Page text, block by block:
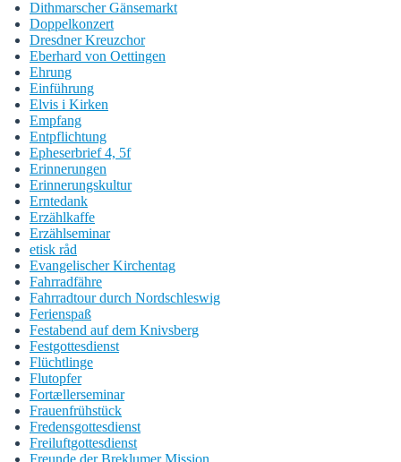
Dithmarscher Gänsemarkt
Doppelkonzert
Dresdner Kreuzchor
Eberhard von Oettingen
Ehrung
Einführung
Elvis i Kirken
Empfang
Entpflichtung
Epheserbrief 4, 5f
Erinnerungen
Erinnerungskultur
Erntedank
Erzählkaffe
Erzählseminar
etisk råd
Evangelischer Kirchentag
Fahrradfähre
Fahrradtour durch Nordschleswig
Ferienspaß
Festabend auf dem Knivsberg
Festgottesdienst
Flüchtlinge
Flutopfer
Fortællerseminar
Frauenfrühstück
Fredensgottesdienst
Freiluftgottesdienst